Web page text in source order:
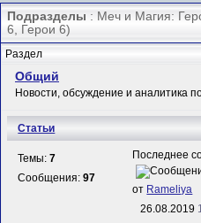
Подразделы : Меч и Магия:
6, Герои 6)
Раздел
Общий
Новости, обсуждение и аналитика
Статьи
Темы:7
Сообщения:97
Последнее
от Rameliya
26.08.2019